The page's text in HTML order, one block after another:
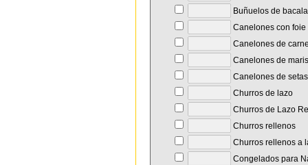
Buñuelos de
Canelones con foie
Canelones de
Canelones de
Canelones de setas
Churros de lazo
Churros de Lazo
Churros rellenos
Churros rellenos a
Congelados para